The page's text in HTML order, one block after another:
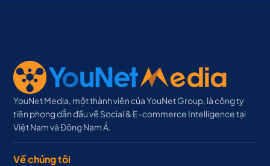
YouNet Media, một thành viên của YouNet Group, là công ty
tiên phong dẫn đầu về Social & E-commerce Intelligence tại
Việt Nam và Đông Nam Á.
Về chúng tôi